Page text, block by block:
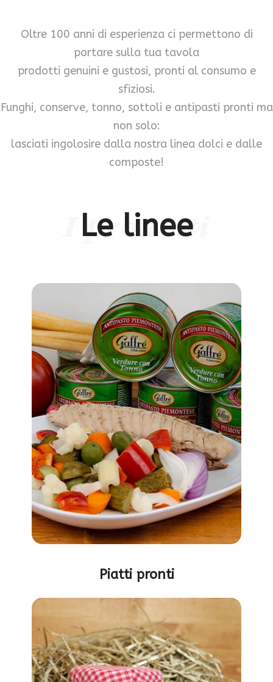
Oltre 100 anni di esperienza ci permettono di
portare sulla tua tavola
prodotti genuini e gustosi, pronti al consumo e
sfiziosi.
Funghi, conserve, tonno, sottoli e antipasti pronti ma
non solo:
lasciati ingolosire dalla nostra linea dolci e dalle
composte!
I prodotti
Le linee
Piatti pronti